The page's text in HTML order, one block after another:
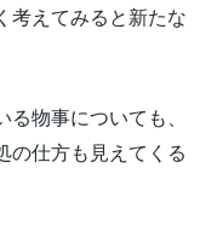
考えてみると新たな
物事についても、
の仕方も見えてくる